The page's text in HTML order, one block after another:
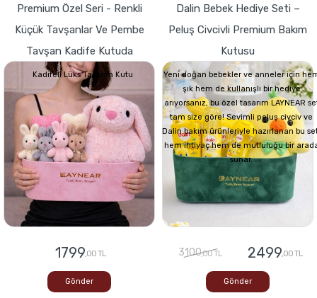
Premium Özel Seri - Renkli
Küçük Tavşanlar Ve Pembe
Tavşan Kadife Kutuda
Kadifeli Lüks Tasarım Kutu
1799,00 TL
Gönder
Dalin Bebek Hediye Seti –
Peluş Civcivli Premium Bakım
Kutusu
Yeni doğan bebekler ve anneler için
şık hem de kullanışlı bir hediye
arıyorsanız, bu özel tasarım LAYNEAR
tam size göre! Sevimli peluş civciv ve
Dalin bakım ürünleriyle hazırlanan bu
hem ihtiyaç hem de mutluluğu bir
sunar.
3100,00 TL 2499,00 TL
Gönder